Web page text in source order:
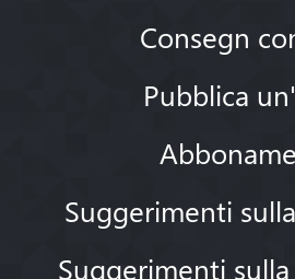
Consegn
Pubblica
Suggerimenti
Suggerimenti